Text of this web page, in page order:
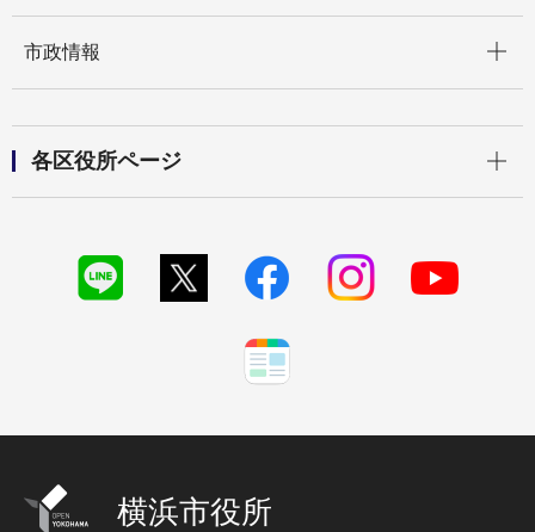
市政情報
各区役所ページ
横浜市役所